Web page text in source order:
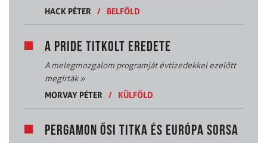
HACK PÉTER
/ BELFÖLD
A PRIDE TITKOLT EREDETE
A melegmozgalom programját évtizedekkel ezelőtt
megírták»
MORVAY PÉTER
/ KÜLFÖLD
PERGAMON ŐSI TITKA ÉS EURÓPA SORSA